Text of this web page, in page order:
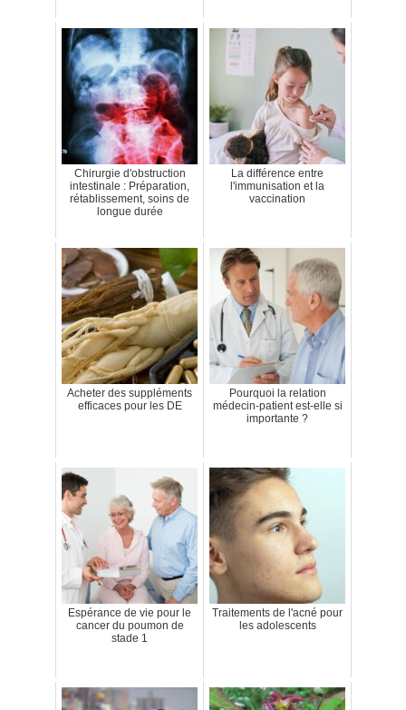
Chirurgie d'obstruction
intestinale : Préparation,
rétablissement, soins de
longue durée
La différence entre
l'immunisation et la
vaccination
Acheter des suppléments
efficaces pour les DE
Pourquoi la relation
médecin-patient est-elle si
importante ?
Espérance de vie pour le
cancer du poumon de
stade 1
Traitements de l'acné pour
les adolescents